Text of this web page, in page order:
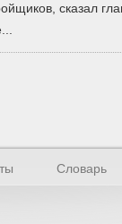
сказал
Словарь